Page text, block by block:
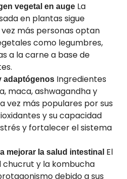
vegetal en auge La
en plantas sigue
más personas optan
como legumbres,
a la carne a base de
adaptógenos Ingredientes
maca, ashwagandha y
vez más populares por sus
y su capacidad
y fortalecer el sistema
mejorar la salud intestinal El
chucrut y la kombucha
debido a sus